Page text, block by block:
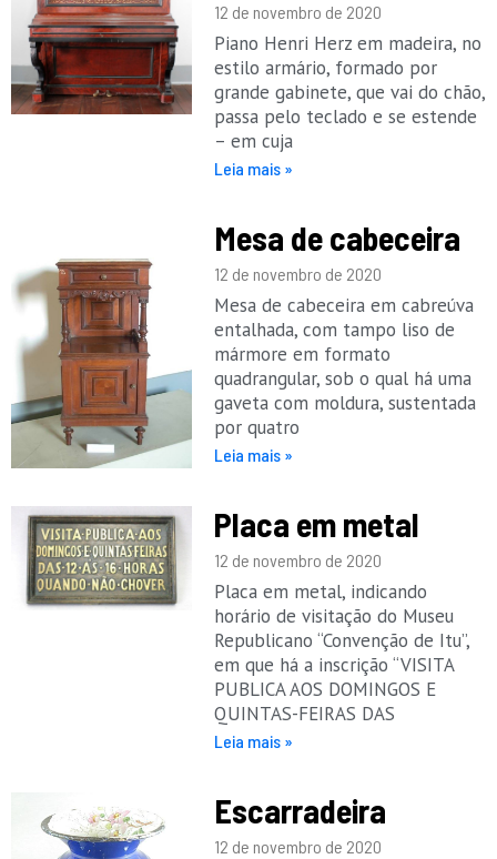
12 de novembro de 2020
Piano Henri Herz em madeira, no
estilo armário, formado por
grande gabinete, que vai do chão,
passa pelo teclado e se estende
– em cuja
Leia mais »
Mesa de cabeceira
12 de novembro de 2020
Mesa de cabeceira em cabreúva
entalhada, com tampo liso de
mármore em formato
quadrangular, sob o qual há uma
gaveta com moldura, sustentada
por quatro
Leia mais »
Placa em metal
12 de novembro de 2020
Placa em metal, indicando
horário de visitação do Museu
Republicano “Convenção de Itu”,
em que há a inscrição “VISITA
PUBLICA AOS DOMINGOS E
QUINTAS-FEIRAS DAS
Leia mais »
Escarradeira
12 de novembro de 2020